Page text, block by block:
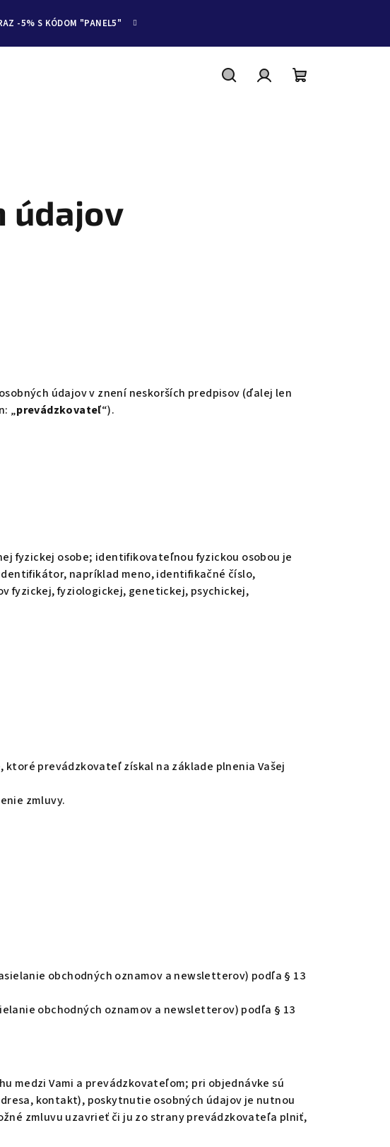
-5% S KÓDOM "PANEL5"
údajov
údajov v znení neskorších predpisov (ďalej len
„prevádzkovateľ“).
fyzickej osobe; identifikovateľnou fyzickou osobou je
napríklad meno, identifikačné číslo,
fyzickej, fyziologickej, genetickej, psychickej,
prevádzkovateľ získal na základe plnenia Vašej
zmluvy.
obchodných oznamov a newsletterov) podľa § 13
obchodných oznamov a newsletterov) podľa § 13
medzi Vami a prevádzkovateľom; pri objednávke sú
kontakt), poskytnutie osobných údajov je nutnou
zmluvu uzavrieť či ju zo strany prevádzkovateľa plniť,